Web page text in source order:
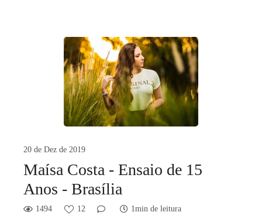
20 de Dez de 2019
Maísa Costa - Ensaio de 15
Anos - Brasília
1494 12 1min de leitura